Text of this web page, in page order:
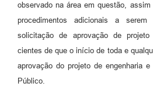
observado na área em questão,
procedimentos adicionais a
solicitação de aprovação de
cientes de que o início de toda e
aprovação do projeto de engenharia
Público.